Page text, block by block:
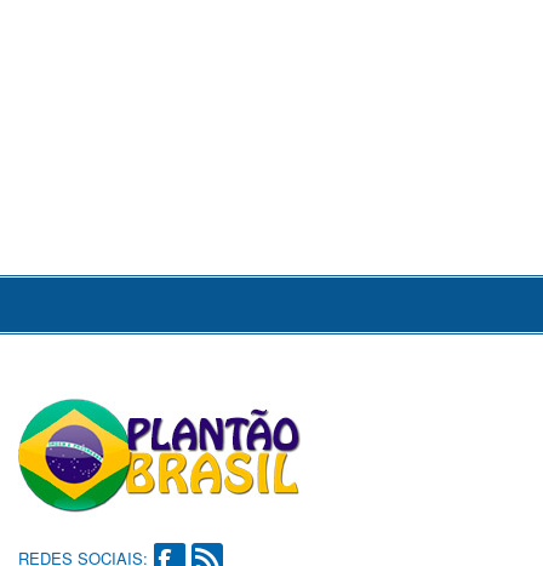
REDES SOCIAIS: